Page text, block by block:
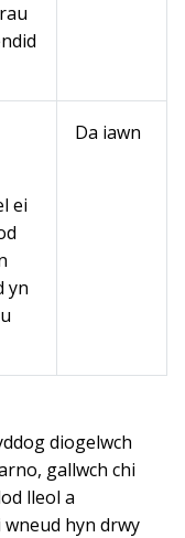
ei
yn
Da iawn
diogelwch
gallwch chi
lleol a
wneud hyn drwy